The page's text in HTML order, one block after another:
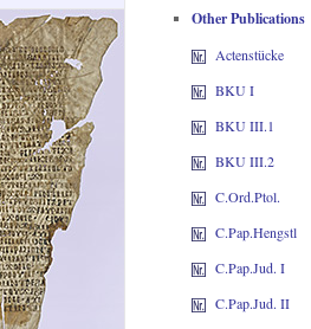
Other Publications
Actenstücke
BKU I
BKU III.1
BKU III.2
C.Ord.Ptol.
C.Pap.Hengstl
C.Pap.Jud. I
C.Pap.Jud. II